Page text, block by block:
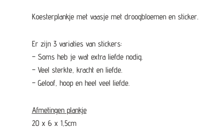
Koesterplankje met vaasje met droogbloemen en sticker.
Er zijn 3 variaties van stickers:
– Soms heb je wat extra liefde nodig.
– Veel sterkte, kracht en liefde.
– Geloof, hoop en heel veel liefde.
Afmetingen plankje
20 x 6 x 1,5cm